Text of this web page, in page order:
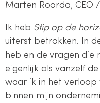
Marten Roorda, CEO
Ik heb Stip op de
uiterst betrokken. In
heb en de vragen die
eigenlijk als vanzelf
waar ik in het verloop
binnen mijn